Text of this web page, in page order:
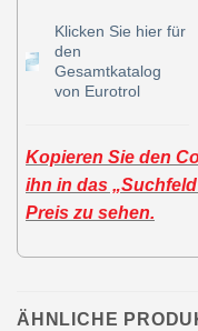
Klicken Sie hier für
den
Gesamtkatalog
von Eurotrol
Kopieren Sie den
ihn in das
Preis zu sehen.
ÄHNLICHE